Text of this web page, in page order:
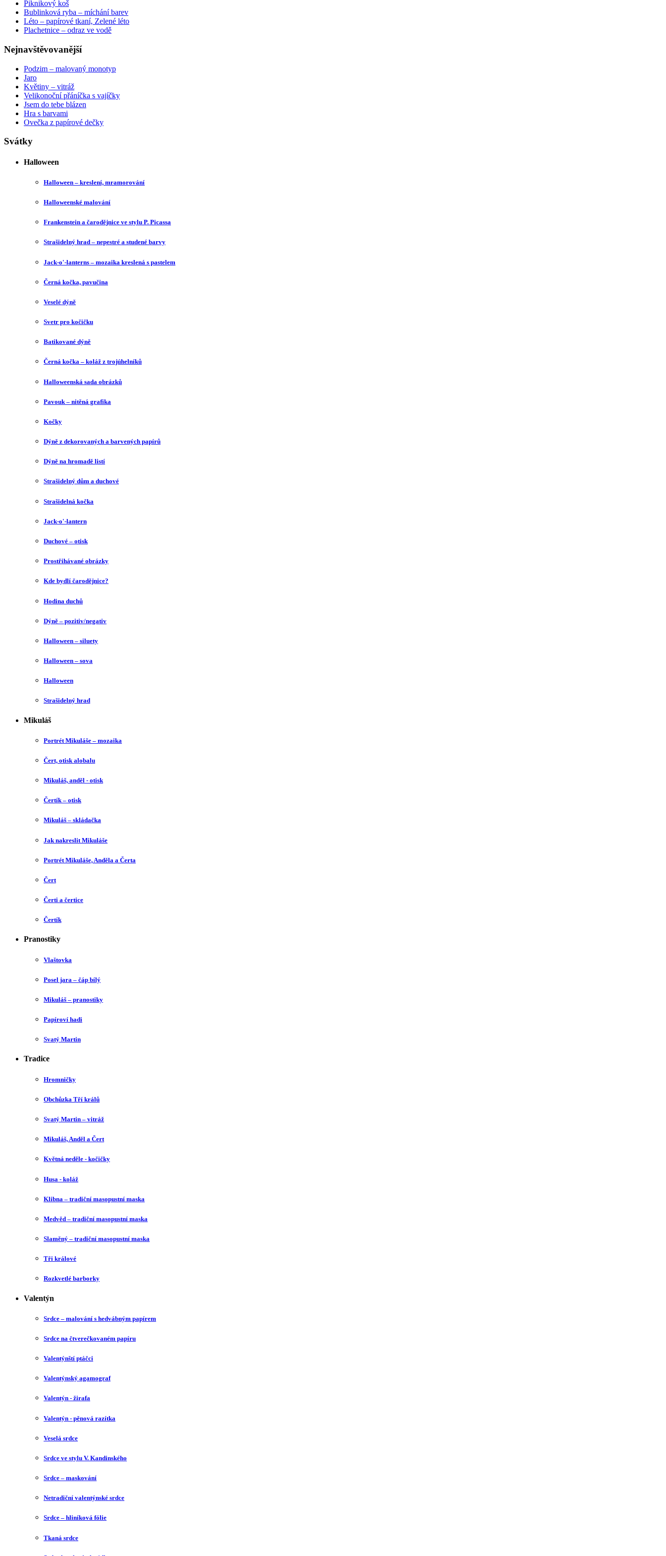
Piknikový koš
Bublinková ryba – míchání barev
Léto – papírové tkaní, Zelené léto
Plachetnice – odraz ve vodě
Nejnavštěvovanější
Podzim – malovaný monotyp
Jaro
Květiny – vitráž
Velikonoční přáníčka s vajíčky
Jsem do tebe blázen
Hra s barvami
Ovečka z papírové dečky
Svátky
Halloween
Halloween – kreslení, mramorování
Halloweenské malování
Frankenstein a čarodějnice ve stylu P. Picassa
Strašidelný hrad – nepestré a studené barvy
Jack-o'-lanterns – mozaika kreslená s pastelem
Černá kočka, pavučina
Veselé dýně
Svetr pro kočičku
Batikované dýně
Černá kočka – koláž z trojúhelníků
Halloweenská sada obrázků
Pavouk – nitěná grafika
Kočky
Dýně z dekorovaných a barvených papírů
Dýně na hromadě listí
Strašidelný dům a duchové
Strašidelná kočka
Jack-o'-lantern
Duchové – otisk
Prostřihávané obrázky
Kde bydlí čarodějnice?
Hodina duchů
Dýně – pozitiv/negativ
Halloween – siluety
Halloween – sova
Halloween
Strašidelný hrad
Mikuláš
Portrét Mikuláše – mozaika
Čert, otisk alobalu
Mikuláš, anděl - otisk
Čertík – otisk
Mikuláš – skládačka
Jak nakreslit Mikuláše
Portrét Mikuláše, Anděla a Čerta
Čert
Čerti a čertice
Čertík
Pranostiky
Vlaštovka
Posel jara – čáp bílý
Mikuláš – pranostiky
Papíroví hadi
Svatý Martin
Tradice
Hromničky
Obchůzka Tří králů
Svatý Martin – vitráž
Mikuláš, Anděl a Čert
Květná neděle - kočičky
Husa - koláž
Klibna – tradiční masopustní maska
Medvěd – tradiční masopustní maska
Slaměný – tradiční masopustní maska
Tři králové
Rozkvetlé barborky
Valentýn
Srdce – malování s hedvábným papírem
Srdce na čtverečkovaném papíru
Valentýnští ptáčci
Valentýnský agamograf
Valentýn - žirafa
Valentýn - pěnová razítka
Veselá srdce
Srdce ve stylu V. Kandinského
Srdce – maskování
Netradiční valentýnské srdce
Srdce – hliníková fólie
Tkaná srdce